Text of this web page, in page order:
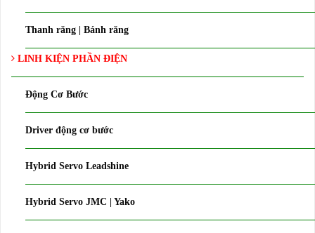
Thanh răng | Bánh răng
LINH KIỆN PHẦN ĐIỆN
Động Cơ Bước
Driver động cơ bước
Hybrid Servo Leadshine
Hybrid Servo JMC | Yako